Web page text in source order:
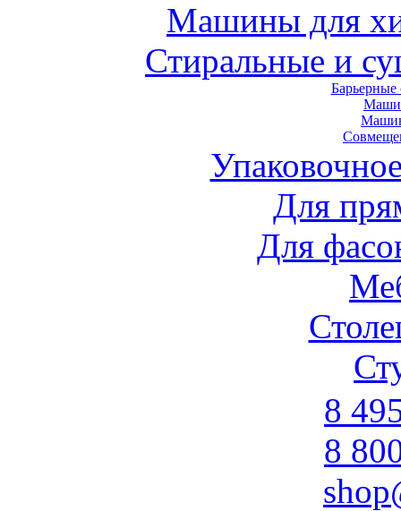
Машины для
Стиральные и
Для
Для
8
8